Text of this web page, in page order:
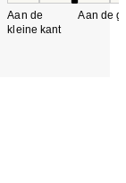
Aan de
kleine kant
Aan de